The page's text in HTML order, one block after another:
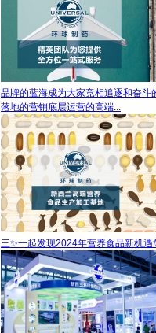
品牌的蓝海成为大家竞相追逐和奋
落地的营销底层运营的高端...
三✨一起发现2024年营养食品新机遇